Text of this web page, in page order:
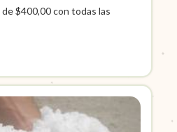
de$400,00con todas las